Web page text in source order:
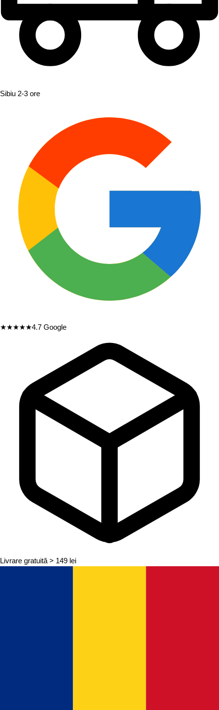
Sibiu 2-3 ore
★★★★★4.7 Google
Livrare gratuită > 149 lei